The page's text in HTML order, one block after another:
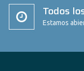
Todos
Estamos